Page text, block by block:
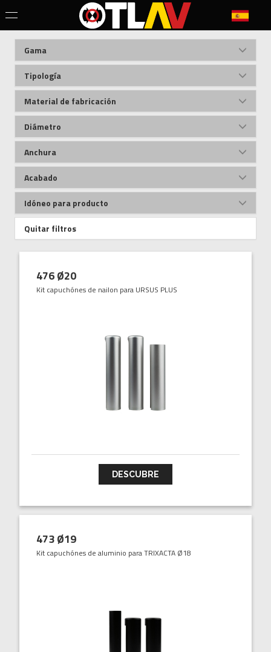
Gama
Tipología
Material de fabricación
Diámetro
Anchura
Acabado
Idóneo para producto
Quitar filtros
476 Ø20
Kit capuchónes de nailon para URSUS PLUS
DESCUBRE
473 Ø19
Kit capuchónes de aluminio para TRIXACTA Ø18